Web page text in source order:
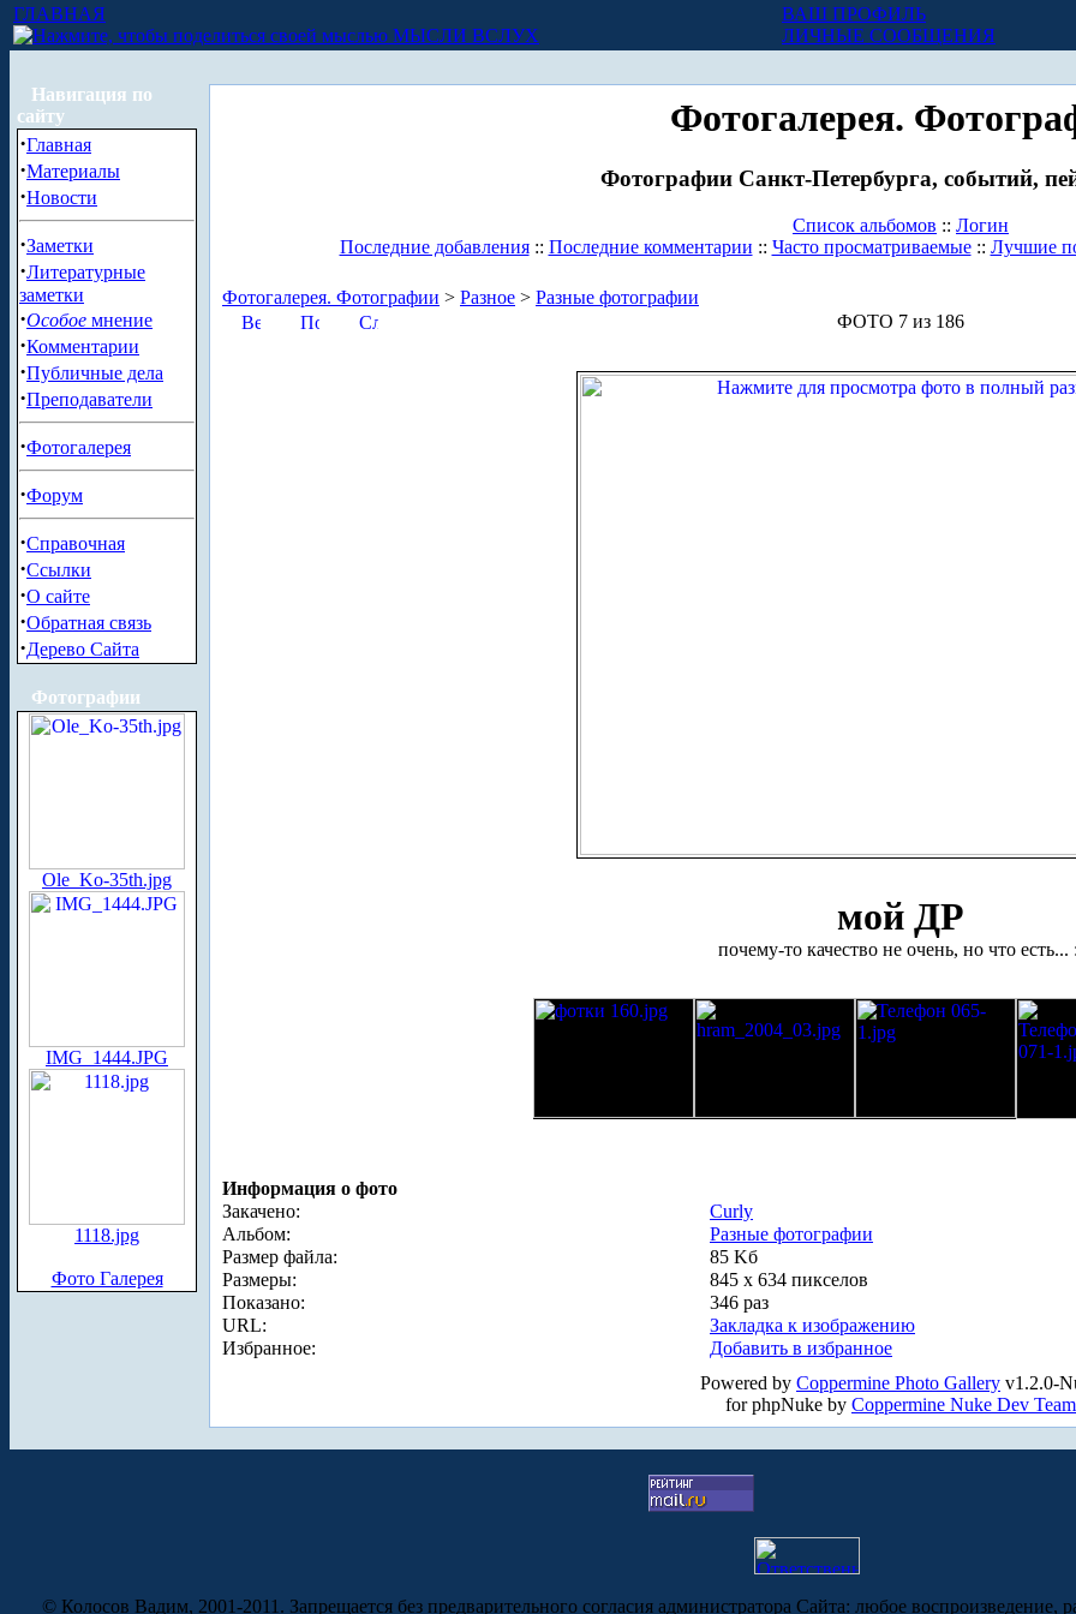
ГЛАВНАЯ
МЫСЛИ ВСЛУХ
ВАШ ПРОФИЛЬ
ЛИЧНЫЕ СООБЩЕНИЯ
Навигация по
сайту
·Главная
·Материалы
·Новости
·Заметки
·Литературные
заметки
·Особое мнение
·Комментарии
·Публичные дела
·Преподаватели
·Фотогалерея
·Форум
·Справочная
·Ссылки
·О сайте
·Обратная связь
·Дерево Сайта
Фотографии
Ole_Ko-35th.jpg
IMG_1444.JPG
1118.jpg
Фото Галерея
Фотогалерея.
Фотографии Санкт-Петербурга, событий,
Список альбомов :: Логин
Последние добавления:: Последние комментарии :: Часто просматриваемые:: Лучшие
Фотогалерея. Фотографии > Разное > Разные фотографии
ФОТО 7 из 186
мой ДР
почему-то качество не очень, но что есть...
Информация о фото
Закачено:
Curly
Альбом:
Разные фотографии
Размер файла:
85 Kб
Размеры:
845 x 634 пикселов
Показано:
346 раз
URL:
Закладка к изображению
Избранное:
Добавить в избранное
Powered by Coppermine Photo Gallery v1.2.0-
for phpNuke by Coppermine Nuke Dev Team
© Колосов Вадим, 2001-2011. Запрещается без предварительного согласия администратора Сайта: любое воспроизведение,